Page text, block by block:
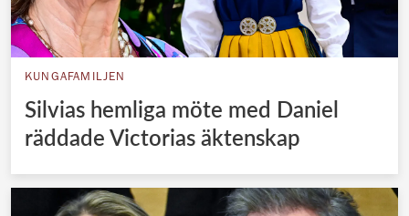
KUNGAFAMILJEN
Silvias hemliga möte med Daniel
räddade Victorias äktenskap